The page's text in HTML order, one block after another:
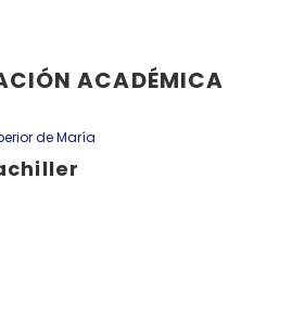
ACADÉMICA
de María